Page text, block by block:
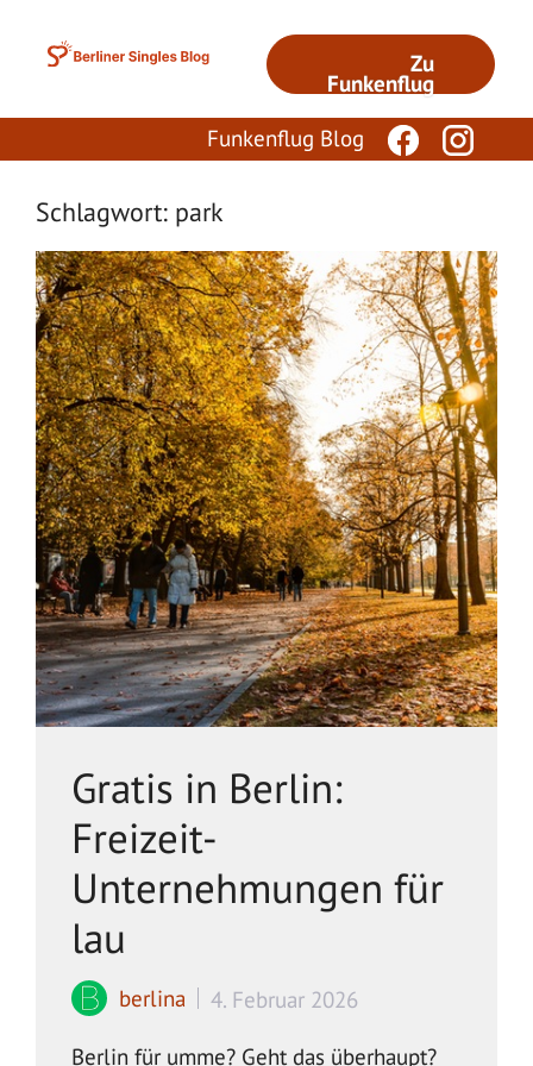
Inhalt
Zu
Funkenflug
Funkenflug Blog
Schlagwort: park
Gratis in Berlin:
Freizeit-
Unternehmungen für
lau
berlina
4. Februar 2026
Berlin für umme? Geht das überhaupt?